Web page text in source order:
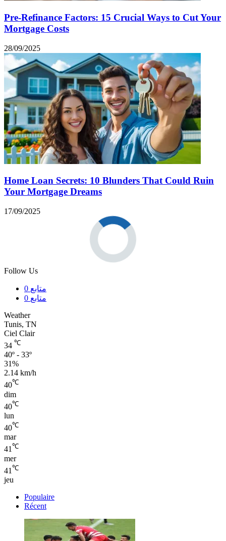
Pre-Refinance Factors: 15 Crucial Ways to Cut Your
Mortgage Costs
28/09/2025
Home Loan Secrets: 10 Blunders That Could Ruin
Your Mortgage Dreams
17/09/2025
Follow Us
0 متابع
0 متابع
Weather
Tunis, TN
Ciel Clair
34 ℃
40º - 33º
31%
2.14 km/h
40℃
dim
40℃
lun
40℃
mar
41℃
mer
41 ℃
jeu
Populaire
Récent